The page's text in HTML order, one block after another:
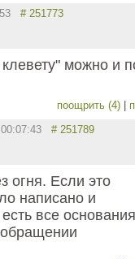
# 251773
можно и
поощрить (4)
00:07:43 # 251789
огня. Если это
написано и
все основания